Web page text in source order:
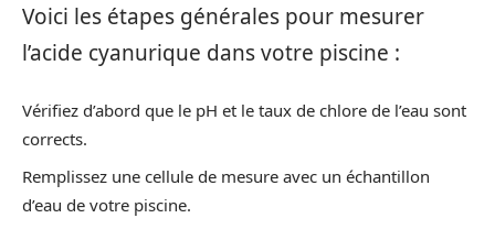
Voici les étapes générales pour mesurer
l’acide cyanurique dans votre piscine :
Vérifiez d’abord que le pH et le taux de chlore de l’eau sont
corrects.
Remplissez une cellule de mesure avec un échantillon
d’eau de votre piscine.